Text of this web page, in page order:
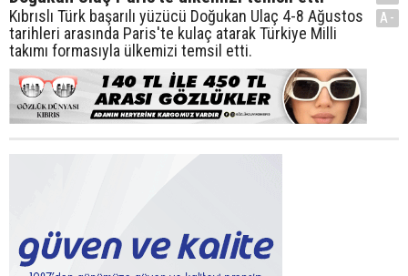
Kıbrıslı Türk başarılı yüzücü Doğukan Ulaç 4-8 Ağustos
tarihleri arasında Paris'te kulaç atarak Türkiye Milli
takımı formasıyla ülkemizi temsil etti.
A-